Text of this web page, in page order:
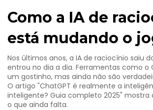
Como a IA de
está mudando o
Nos últimos anos, a IA de raciocínio saiu
entrou no dia a dia. Ferramentas como o
um gostinho, mas ainda não são
O artigo "ChatGPT é realmente a
inteligente? Guia completo 2025" mostra
o que ainda falta.